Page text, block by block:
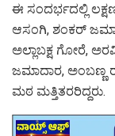
ಈ ಸಂದರ್ಭದಲ್ಲಿ
ಆಸಂಗಿ, ಶಂಕರ್
ಅಲ್ಲಾಬಕ್ಷ ಗೋರೆ,
ಜಮಾದಾರ, ಅಂಬಣ್ಣ
ಮಠ ಮತ್ತಿತರರಿದ್ದರು.